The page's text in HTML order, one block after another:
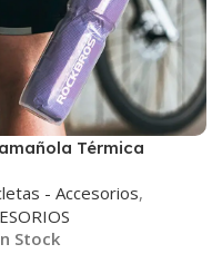
Térmica
Antideslizante
- Accesorios,
Stock